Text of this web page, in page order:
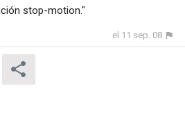
stop-motion."
el 11 sep. 08